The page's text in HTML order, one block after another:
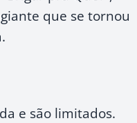
que se tornou
e são limitados.